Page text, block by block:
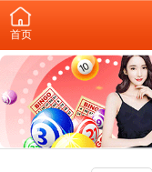
首页